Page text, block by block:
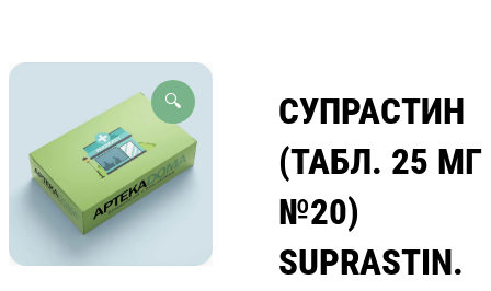
🔍
СУПРАСТИН
(ТАБЛ. 25 МГ
№20)
SUPRASTIN.